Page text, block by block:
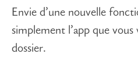
Envie d’une nouvelle
simplement l’app que vous
dossier.